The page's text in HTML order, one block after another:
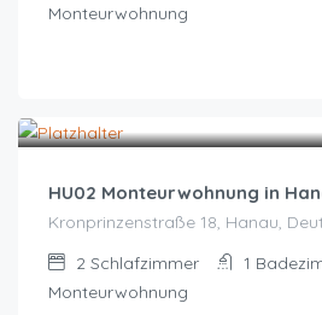
Monteurwohnung
HU02 Monteurwohnung in
Kronprinzenstraße 18, Hanau,
2 Schlafzimmer 1
Monteurwohnung